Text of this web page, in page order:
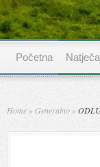
Početna
Home »Generalno »